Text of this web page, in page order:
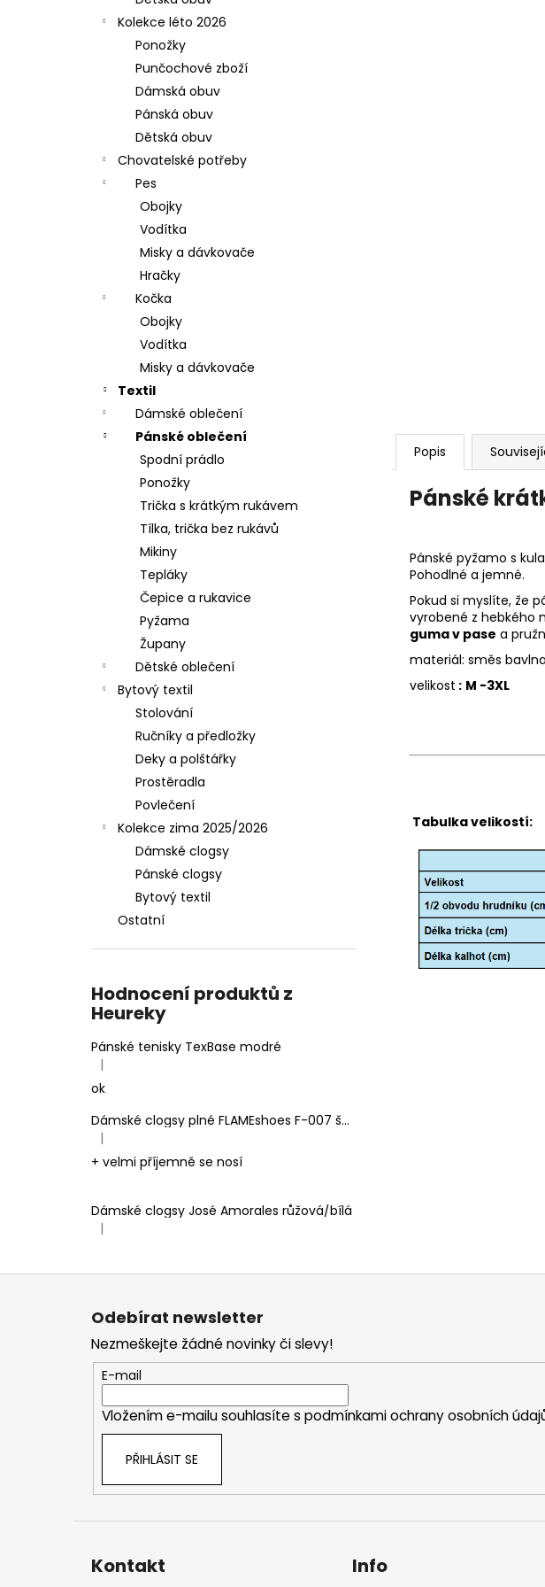
Kolekce léto 2026
Ponožky
Punčochové zboží
Dámská obuv
Pánská obuv
Dětská obuv
Chovatelské potřeby
Pes
Obojky
Vodítka
Misky a dávkovače
Hračky
Kočka
Obojky
Vodítka
Misky a dávkovače
Textil
Dámské oblečení
Pánské oblečení
Spodní prádlo
Ponožky
Trička s krátkým rukávem
Tílka, trička bez rukávů
Mikiny
Tepláky
Čepice a rukavice
Pyžama
Župany
Dětské oblečení
Bytový textil
Stolování
Ručníky a předložky
Deky a polštářky
Prostěradla
Povlečení
Kolekce zima 2025/2026
Dámské clogsy
Pánské clogsy
Bytový textil
Ostatní
Hodnocení produktů z
Heureky
Pánské tenisky TexBase modré
Hodnocení produktu je 5 z 5 hvězdiček.
|
ok
Dámské clogsy plné FLAMEshoes F-007 šedé
Hodnocení produktu je 5 z 5 hvězdiček.
|
+ velmi příjemně se nosí
Dámské clogsy José Amorales růžová/bílá
Hodnocení produktu je 4 z 5 hvězdiček.
|
Popis
Pánské
Pánské pyžamo s
Pohodlné a jemné.
Pokud si myslíte, že
vyrobené z hebkého
guma v pase a
materiál: směs
velikost : M -3XL
Tabulka velikostí:
Z
Odebírat newsletter
Nezmeškejte žádné novinky či slevy!
E-mail
Vložením e-mailu souhlasíte s podmínkami ochrany osobních
PŘIHLÁSIT SE
Kontakt Info